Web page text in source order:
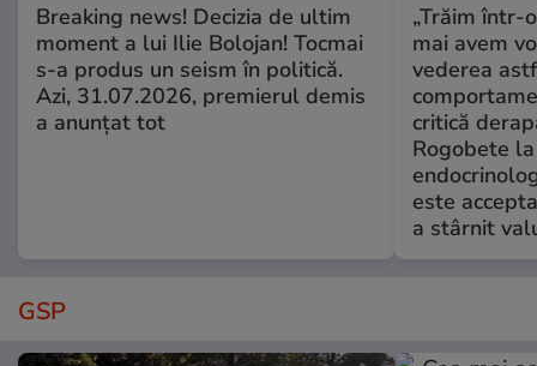
Breaking news! Decizia de ultim
moment a lui Ilie Bolojan! Tocmai
s-a produs un seism în politică.
Azi, 31.07.2026, premierul demis
a anunțat tot
„Trăim într-
mai avem
vederea
critică
Rogobete
este
a stârnit
GSP